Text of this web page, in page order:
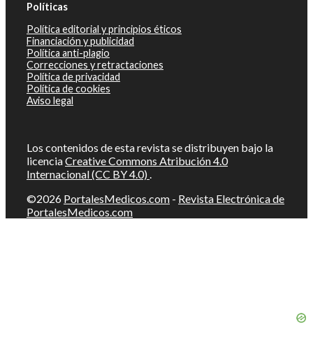
Políticas
Política editorial y principios éticos
Financiación y publicidad
Política anti-plagio
Correcciones y retractaciones
Política de privacidad
Política de cookies
Aviso legal
Los contenidos de esta revista se distribuyen bajo la
licenciaCreative Commons Atribución 4.0
Internacional (CC BY 4.0) .
©2026 PortalesMedicos.com - Revista Electrónica de
PortalesMedicos.com